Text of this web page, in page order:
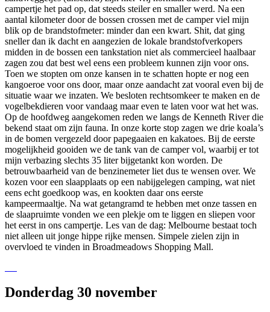
campertje het pad op, dat steeds steiler en smaller werd. Na een
aantal kilometer door de bossen crossen met de camper viel mijn
blik op de brandstofmeter: minder dan een kwart. Shit, dat ging
sneller dan ik dacht en aangezien de lokale brandstofverkopers
midden in de bossen een tankstation niet als commercieel haalbaar
zagen zou dat best wel eens een probleem kunnen zijn voor ons.
Toen we stopten om onze kansen in te schatten hopte er nog een
kangoeroe voor ons door, maar onze aandacht zat vooral even bij de
situatie waar we inzaten. We besloten rechtsomkeer te maken en de
vogelbekdieren voor vandaag maar even te laten voor wat het was.
Op de hoofdweg aangekomen reden we langs de Kenneth River die
bekend staat om zijn fauna. In onze korte stop zagen we drie koala’s
in de bomen vergezeld door papegaaien en kakatoes. Bij de eerste
mogelijkheid gooiden we de tank van de camper vol, waarbij er tot
mijn verbazing slechts 35 liter bijgetankt kon worden. De
betrouwbaarheid van de benzinemeter liet dus te wensen over. We
kozen voor een slaapplaats op een nabijgelegen camping, wat niet
eens echt goedkoop was, en kookten daar ons eerste
kampeermaaltje. Na wat getangramd te hebben met onze tassen en
de slaapruimte vonden we een plekje om te liggen en sliepen voor
het eerst in ons campertje. Les van de dag: Melbourne bestaat toch
niet alleen uit jonge hippe rijke mensen. Simpele zielen zijn in
overvloed te vinden in Broadmeadows Shopping Mall.
Donderdag 30 november